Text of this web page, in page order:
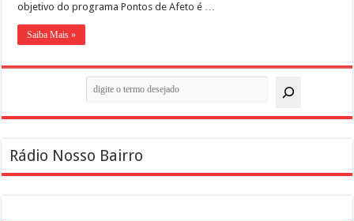
objetivo do programa Pontos de Afeto é …
Saiba Mais »
Rádio Nosso Bairro